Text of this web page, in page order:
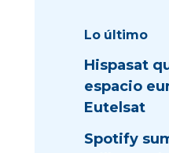
Lo último
Hispasat
espacio
Eutelsat
Spotify